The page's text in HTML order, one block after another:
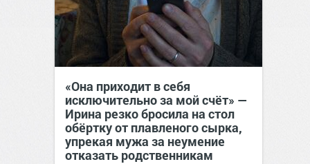
«Она приходит в себя
исключительно за мой счёт» —
Ирина резко бросила на стол
обёртку от плавленого сырка,
упрекая мужа за неумение
отказать родственникам